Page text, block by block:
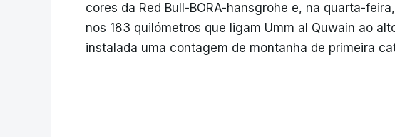
cores da Red Bull-BORA-hansgrohe e, na quarta-
nos 183 quilómetros que ligam Umm al Quwain ao
instalada uma contagem de montanha de primeira